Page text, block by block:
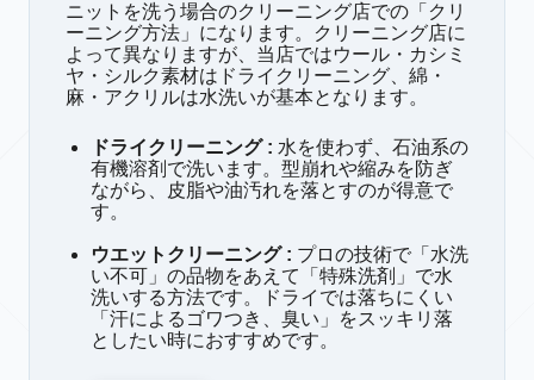
ニットを洗う場合のクリーニング店での「クリ
ーニング方法」になります。クリーニング店に
よって異なりますが、当店ではウール・カシミ
ヤ・シルク素材はドライクリーニング、綿・
麻・アクリルは水洗いが基本となります。
ドライクリーニング : 水を使わず、石油系の
有機溶剤で洗います。型崩れや縮みを防ぎ
ながら、皮脂や油汚れを落とすのが得意で
す。
ウエットクリーニング: プロの技術で「水洗
い不可」の品物をあえて「特殊洗剤」で水
洗いする方法です。ドライでは落ちにくい
「汗によるゴワつき、臭い」をスッキリ落
としたい時におすすめです。